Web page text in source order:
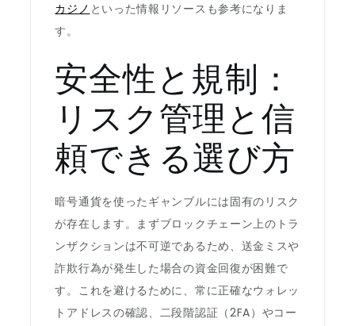
カジノ といった情報リソースも参考になりま
す。
安全性と規制：
リスク管理と信
頼できる選び方
暗号通貨を使ったギャンブルには固有のリスク
が存在します。まずブロックチェーン上のトラ
ンザクションは不可逆であるため、送金ミスや
詐欺行為が発生した場合の資金回復が困難で
す。これを避けるために、常に正確なウォレッ
トアドレスの確認、二段階認証（2FA）やコー